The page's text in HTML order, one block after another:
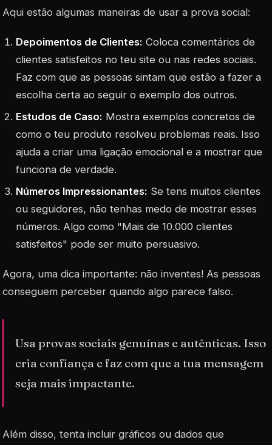
Aqui estão algumas maneiras de usar a prova social:
Depoimentos de Clientes: Coloca comentários de
clientes satisfeitos no teu site ou nas redes sociais.
Faz com que as pessoas sintam que estão a fazer a
escolha certa ao seguir o exemplo dos outros.
Estudos de Caso: Mostra exemplos concretos de
como o teu produto resolveu problemas reais. Isso
ajuda a criar uma ligação emocional e a mostrar que
funciona de verdade.
Números Impressionantes: Se tens muitos clientes
ou seguidores, não tenhas medo de mostrar esses
números. Algo como "Mais de 10.000 clientes
satisfeitos" pode ser muito persuasivo.
Agora, uma dica importante: não inventes! As pessoas
conseguem perceber quando algo parece falso.
Usa provas sociais genuínas e autênticas. Isso
cria confiança e faz com que a tua mensagem
seja mais impactante.
Além disso, tenta incluir gráficos ou dados que